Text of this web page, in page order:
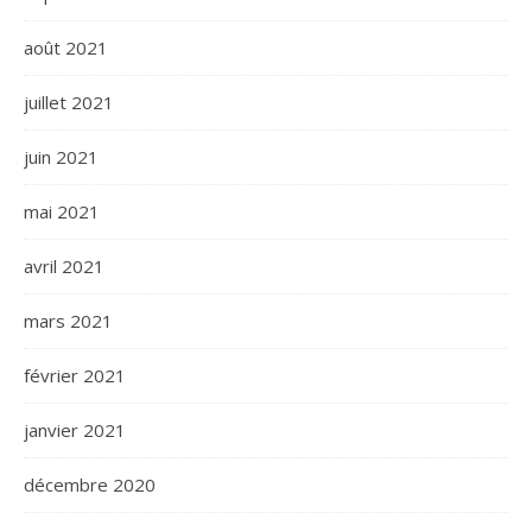
août 2021
juillet 2021
juin 2021
mai 2021
avril 2021
mars 2021
février 2021
janvier 2021
décembre 2020